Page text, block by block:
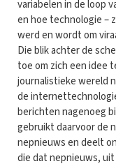
variabelen in de loop
en hoe technologie –
werd en wordt om
Die blik achter de
toe om zich een idee
journalistieke wereld
de
berichten nagenoeg
gebruikt daarvoor de
nepnieuws en deelt
die dat nepnieuws,